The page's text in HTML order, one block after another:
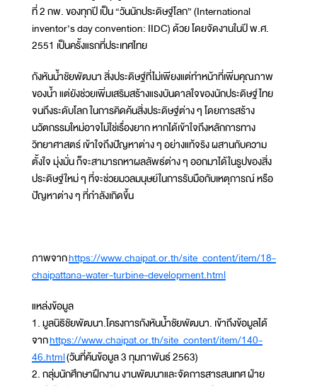
ที่ 2 กพ. ของทุกปี เป็น “วันนักประดิษฐ์โลก” (International
inventor’s day convention: IIDC) ด้วย โดยจัดงานในปี พ.ศ.
2551 เป็นครั้งแรกที่ประเทศไทย
กังหันน้ำชัยพัฒนา สิ่งประดิษฐ์ที่ไม่เพียงแต่ทำหน้าที่เพิ่มคุณภาพ
ของน้ำ แต่ยังช่วยเพิ่มเสริมสร้างแรงบันดาลใจของนักประดิษฐ์ไทย
จนถึงระดับโลก ในการคิดค้นสิ่งประดิษฐ์ต่าง ๆ โดยการสร้าง
นวัตกรรมใหม่อาจไม่ใช่เรื่องยาก หากได้เข้าใจถึงหลักการทาง
วิทยาศาสตร์ เข้าใจถึงปัญหาต่าง ๆ อย่างแท้จริง ผสานกับความ
ตั้งใจ มุ่งมั่น ก็จะสามารถหาผลลัพธ์ต่าง ๆ ออกมาได้ในรูปของสิ่ง
ประดิษฐ์ใหม่ ๆ ที่จะช่วยมวลมนุษย์ในการรับมือกับเหตุการณ์ หรือ
ปัญหาต่าง ๆ ที่กำลังเกิดขึ้น
ภาพจากhttps://www.chaipat.or.th/site_content/item/18-
chaipattana-water-turbine-development.html
แหล่งข้อมูล
1. มูลนิธิชัยพัฒนา.โครงการกังหันน้ำชัยพัฒนา. เข้าถึงข้อมูลได้
จากhttps://www.chaipat.or.th/site_content/item/140-
46.html(วันที่ค้นข้อมูล 3 กุมภาพันธ์ 2563)
2. กลุ่มนักศึกษาฝึกงาน งานพัฒนาและจัดการสารสนเทศ ฝ่าย